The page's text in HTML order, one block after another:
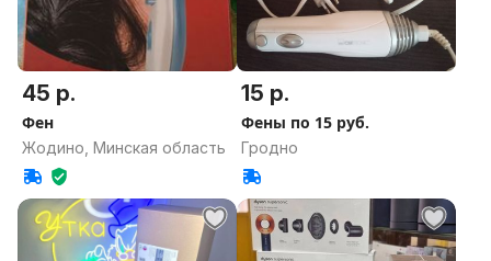
45 р.
Фен
Жодино, Минская область
15 р.
Фены по 15 руб.
Гродно